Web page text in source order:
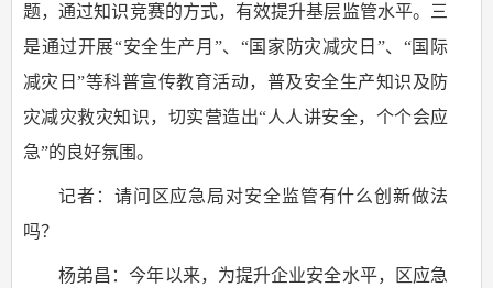
题，通过知识竞赛的方式，有效提升基层监管水平。三
是通过开展“安全生产月”、“国家防灾减灾日”、“国际
减灾日”等科普宣传教育活动，普及安全生产知识及防
灾减灾救灾知识，切实营造出“人人讲安全，个个会应
急”的良好氛围。
记者：请问区应急局对安全监管有什么创新做法
吗？
杨弟昌：今年以来，为提升企业安全水平，区应急